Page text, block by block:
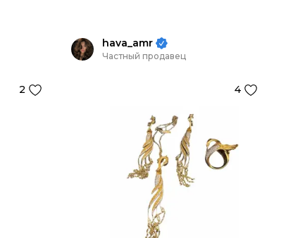
2
hava_amr
Частный продавец
4